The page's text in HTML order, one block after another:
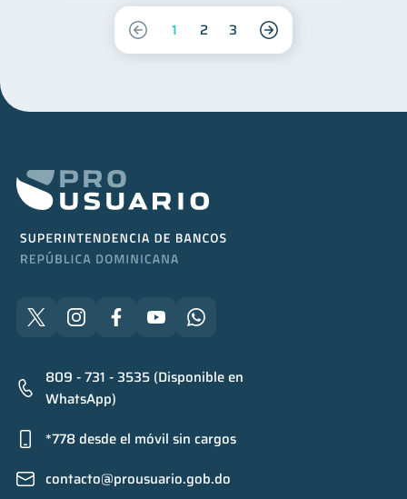
1 2 3
809 - 731 - 3535 (Disponible en
WhatsApp)
*778 desde el móvil sin cargos
contacto@prousuario.gob.do